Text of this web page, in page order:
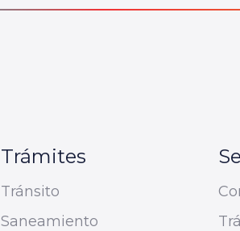
Trámites
Tránsito
Saneamiento